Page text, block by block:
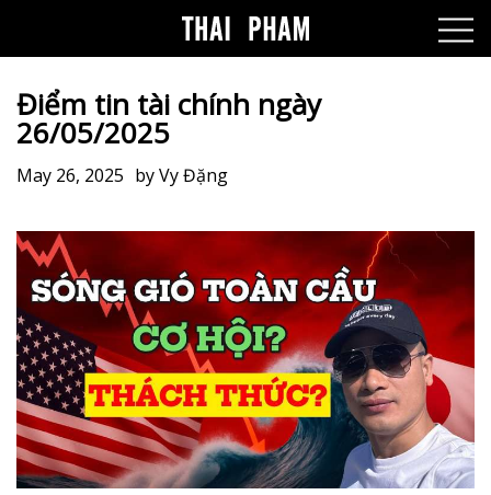
Điểm tin tài chính ngày
26/05/2025
May 26, 2025 byVy Đặng